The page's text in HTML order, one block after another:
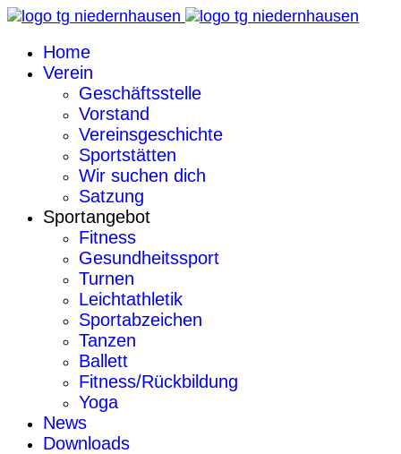
Home
Verein
Geschäftsstelle
Vorstand
Vereinsgeschichte
Sportstätten
Wir suchen dich
Satzung
Sportangebot
Fitness
Gesundheitssport
Turnen
Leichtathletik
Sportabzeichen
Tanzen
Ballett
Fitness/Rückbildung
Yoga
News
Downloads